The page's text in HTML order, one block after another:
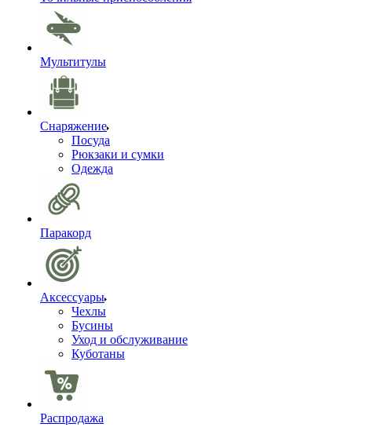
Мультитулы
Снаряжение
Посуда
Рюкзаки и сумки
Одежда
Паракорд
Аксессуары
Чехлы
Бусины
Уход и обслуживание
Куботаны
Распродажа